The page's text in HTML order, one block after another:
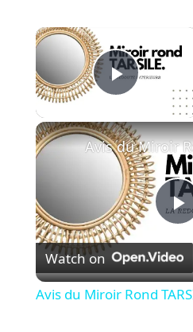
×
Play
P
l
Watch on
Avis du Miroir Rond